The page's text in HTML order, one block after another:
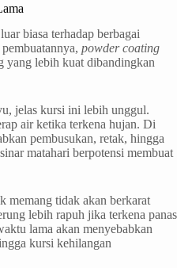
biasa terhadap berbagai
powder coating
yang lebih kuat dibandingkan
jelas kursi ini lebih unggul.
air ketika terkena hujan. Di
pembusukan, retak, hingga
matahari berpotensi membuat
memang tidak akan berkarat
lebih rapuh jika terkena panas
lama akan menyebabkan
kursi kehilangan